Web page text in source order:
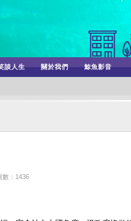
談人生 關於我們 鯨魚影音
數：1436